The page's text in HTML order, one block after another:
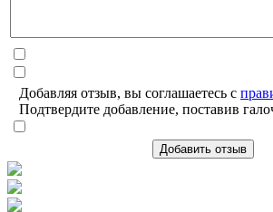
Добавляя отзыв, вы соглашаетесь с
Подтвердите добавление, поставив
Добавить отзыв